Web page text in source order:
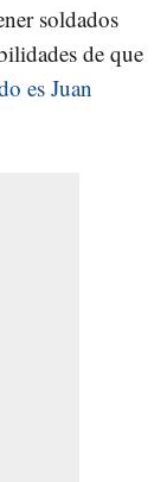
soldados
de que
es Juan